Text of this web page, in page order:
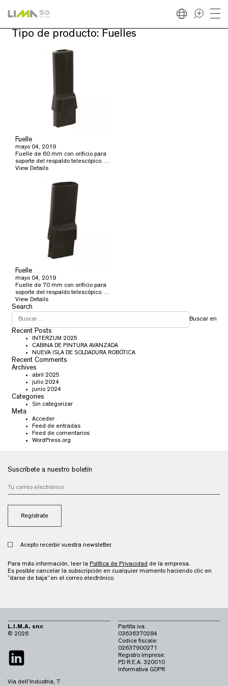
Tipo de producto: Fuelles
Fuelle
mayo 04, 2019
Fuelle de 60 mm con orificio para
soporte del respaldo telescópico. …
View Details
Fuelle
mayo 04, 2019
Fuelle de 70 mm con orificio para
soporte del respaldo telescópico. …
View Details
Search
Buscar en
Recent Posts
INTERZUM 2025
CABINA DE PINTURA AVANZADA
NUEVA ISLA DE SOLDADURA ROBÓTICA
Recent Comments
Archives
abril 2025
julio 2024
junio 2024
Categories
Sin categorizar
Meta
Acceder
Feed de entradas
Feed de comentarios
WordPress.org
Suscríbete a nuestro boletín
Acepto receibir vuestra newsletter.
Para más información, leer la Política de Privacidad de la empresa.
Es posible cancelar la subscripción en cualquier momento haciendo clic en
“darse de baja” en el correo electrónico.
L.I.M.A. snc
© 2026
Via dell'Industria, 7
Partita iva:
03636370284
Codice fiscale:
02637900271
Registro Imprese:
PD R.E.A. 320010
Informativa GDPR